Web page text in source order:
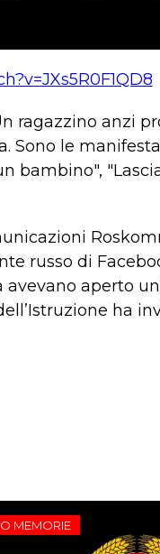
ragazzino anzi
Sono le
bambino",
russo di
aperto
ha
MEMORIE